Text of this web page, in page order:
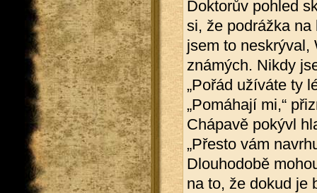
Doktorův pohled
si, že podrážka
jsem to neskrýval,
známých. Nikdy
„Pořád užíváte ty
„Pomáhají mi,“
Chápavě pokývl
„Přesto vám
Dlouhodobě
na to, že dokud je